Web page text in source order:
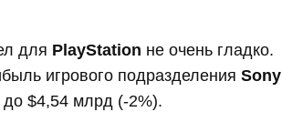
для PlayStation не очень гладко.
игрового подразделения Sony
$4,54 млрд (-2%).